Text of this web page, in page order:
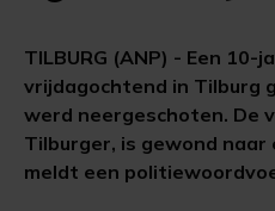
TILBURG (ANP) - Een
vrijdagochtend in Tilburg
werd neergeschoten. De
Tilburger, is gewond
meldt een